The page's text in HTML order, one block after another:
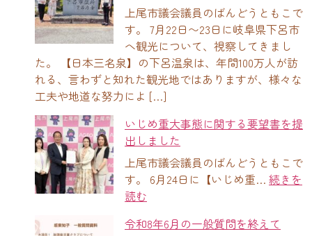
上尾市議会議員のばんどうともこで
す。 7月22日〜23日に岐阜県下呂市
へ観光について、視察してきまし
た。 【日本三名泉】の下呂温泉は、年間100万人が訪
れる、言わずと知れた観光地ではありますが、様々な
工夫や地道な努力によ […]
いじめ重大事態に関する要望書を提
出しました
上尾市議会議員のばんどうともこで
す。 6月24日に【いじめ重… 続きを
読む
令和8年6月の一般質問を終えて